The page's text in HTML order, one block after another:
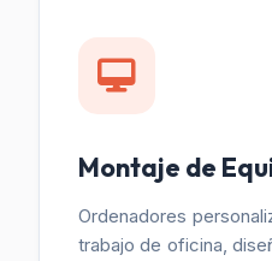
Montaje de
Ordenadores
trabajo de oficina,